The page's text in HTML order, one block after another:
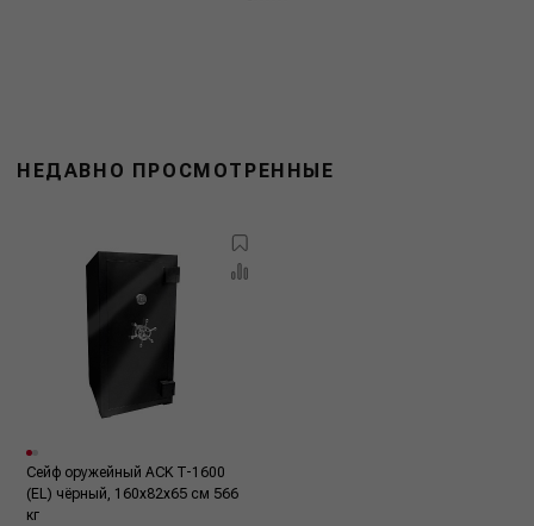
НЕДАВНО ПРОСМОТРЕННЫЕ
Сейф оружейный ACK T-1600
(EL) чёрный, 160x82x65 см 566
кг